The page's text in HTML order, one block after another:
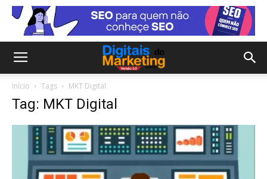
Início Tags MKT Digital
Tag: MKT Digital